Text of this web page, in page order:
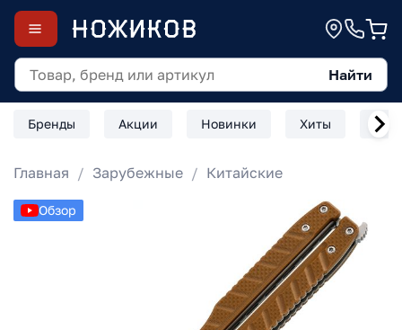
Найти
Бренды Акции Новинки Хиты
Главная Зарубежные Китайские
Обзор